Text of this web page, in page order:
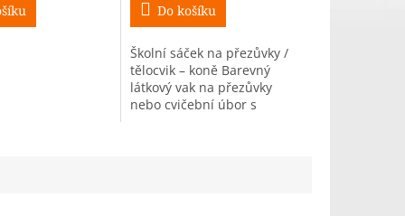
Do košíku
Školní sáček na přezůvky /
tělocvik – koně Barevný
látkový vak na přezůvky
nebo cvičební úbor s